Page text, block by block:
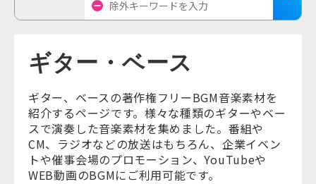
ギター・ベース
ギター、ベースの著作権フリーBGM音楽素材を
紹介するページです。様々な種類のギターやベー
スで演奏した音楽素材を集めました。番組や
CM、ラジオなどの放送はもちろん、企業イベン
トや催事会場のプロモーション、YouTubeや
WEB動画のBGMにご利用可能です。